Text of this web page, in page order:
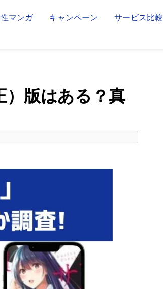
マンガ キャンペーン
サービス比較
）版はある？真